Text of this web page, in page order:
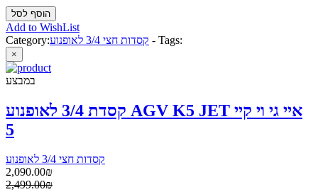
Add to WishList
Category:
קסדות חצי 3/4 לאופנוע - Tags:
×
במבצע
קסדת 3/4 לאופנוע AGV K5 JET איי גי וי קיי
5
קסדות חצי 3/4 לאופנוע
2,090.00₪
2,499.00₪